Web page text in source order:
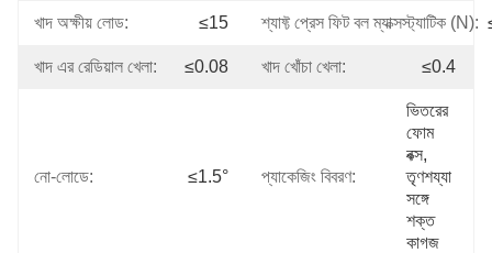
খাদ অক্ষীয় লোড: ≤15 শ্যাফ্ট প্রেস ফিট বল ম্যাক্সস্ট্যাটিক (N):
খাদ এর রেডিয়াল খেলা: ≤0.08 খাদ খোঁচা খেলা: ≤0.4
নো-লোডে: ≤1.5° প্যাকেজিং বিবরণ:
ভিতরের
ফোম
বক্স,
তৃণশয্যা
সঙ্গে
শক্ত
কাগজ